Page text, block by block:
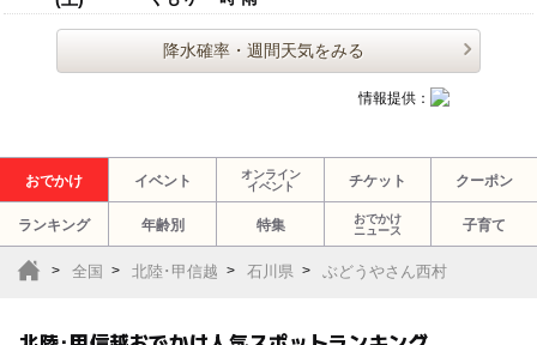
降水確率・週間天気をみる
情報提供：
おでかけ イベント
オンライン
イベント
チケット クーポン
ランキング 年齢別 特集
おでかけ
ニュース
子育て
全国 北陸･甲信越 石川県 ぶどうやさん西村